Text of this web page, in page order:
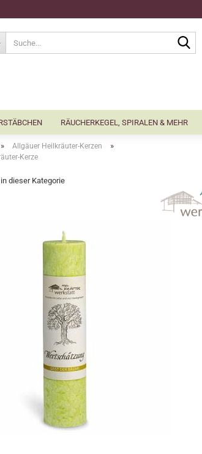
RÄUCHERKEGEL, SPIRALEN & MEHR
» Allgäuer Heilkräuter-Kerzen »
Kerze
dieser Kategorie